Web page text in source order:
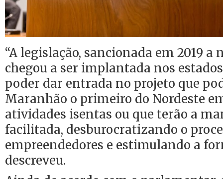
“A legislação, sancionada em 2019
chegou a ser implantada nos
poder dar entrada no projeto que
Maranhão o primeiro do Nordeste
atividades isentas ou que terão a
facilitada, desburocratizando o
empreendedores e estimulando a
descreveu.